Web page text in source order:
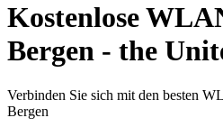
Kostenlose
Bergen - the
Verbinden Sie sich mit den besten
Bergen